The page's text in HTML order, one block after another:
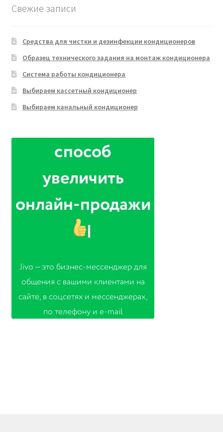
Свежие записи
Средства для чистки и дезинфекции кондиционеров
Образец технического задания на монтаж кондиционера
Система работы кондиционера
Выбираем кассетный кондиционер
Выбираем канальный кондиционер